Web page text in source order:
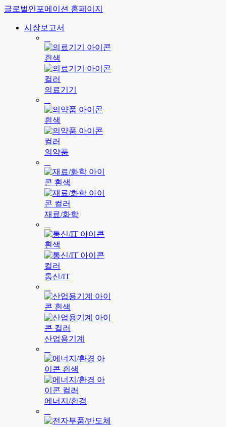
글로벌인포메이션 홈페이지
시장보고서
의료기기
의약품
재료/화학
통신/IT
산업용기계
에너지/환경